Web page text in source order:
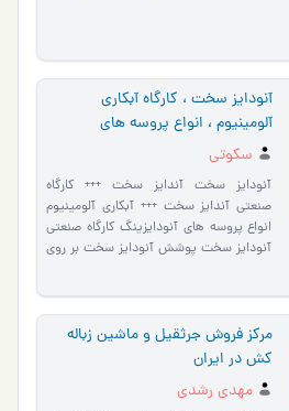
آنودایز سخت ، کارگاه آبکاری
آلومینیوم ، انواع پروسه های
آنودایزینگ
سکوتی
آنودایز سخت آندایز سخت +++ کارگاه
صنعتی آندایز سخت +++ آبکاری آلومینیوم
انواع پروسه های آنودایزینگ کارگاه صنعتی
آنودایز سخت پوشش آنودایز سخت بر روی
مرکز فروش جرثقیل و ماشین زباله
کش در ایران
مهدی رشدی